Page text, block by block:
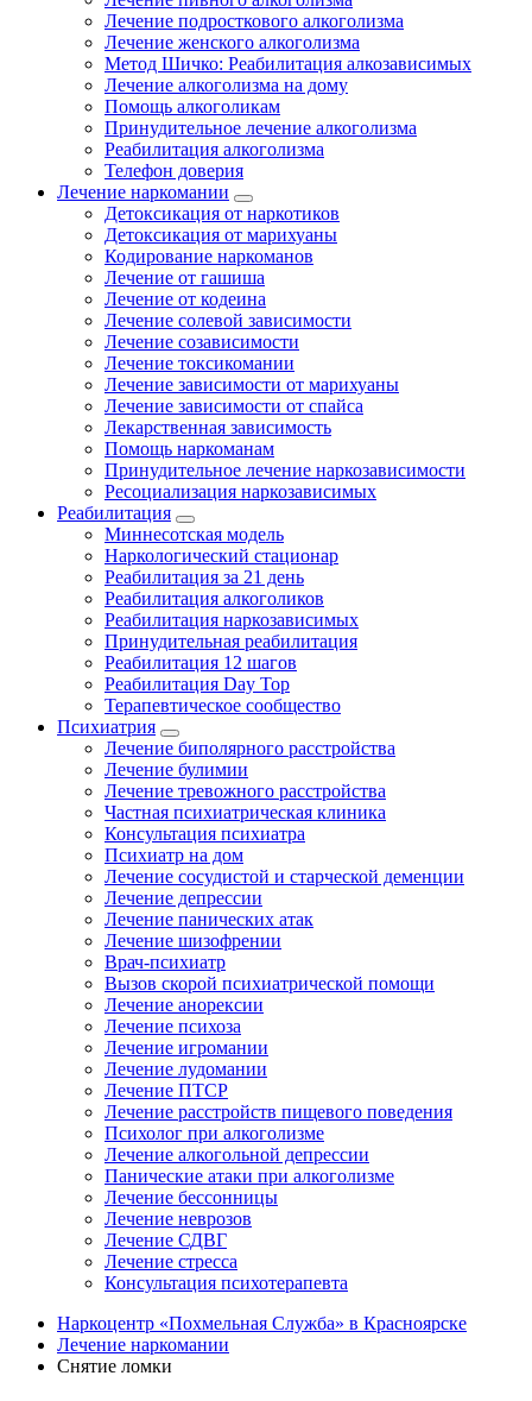
Лечение подросткового алкоголизма
Лечение женского алкоголизма
Метод Шичко: Реабилитация алкозависимых
Лечение алкоголизма на дому
Помощь алкоголикам
Принудительное лечение алкоголизма
Реабилитация алкоголизма
Телефон доверия
Лечение наркомании
Детоксикация от наркотиков
Детоксикация от марихуаны
Кодирование наркоманов
Лечение от гашиша
Лечение от кодеина
Лечение солевой зависимости
Лечение созависимости
Лечение токсикомании
Лечение зависимости от марихуаны
Лечение зависимости от спайса
Лекарственная зависимость
Помощь наркоманам
Принудительное лечение наркозависимости
Ресоциализация наркозависимых
Реабилитация
Миннесотская модель
Наркологический стационар
Реабилитация за 21 день
Реабилитация алкоголиков
Реабилитация наркозависимых
Принудительная реабилитация
Реабилитация 12 шагов
Реабилитация Day Top
Терапевтическое сообщество
Психиатрия
Лечение биполярного расстройства
Лечение булимии
Лечение тревожного расстройства
Частная психиатрическая клиника
Консультация психиатра
Психиатр на дом
Лечение сосудистой и старческой деменции
Лечение депрессии
Лечение панических атак
Лечение шизофрении
Врач-психиатр
Вызов скорой психиатрической помощи
Лечение анорексии
Лечение психоза
Лечение игромании
Лечение лудомании
Лечение ПТСР
Лечение расстройств пищевого поведения
Психолог при алкоголизме
Лечение алкогольной депрессии
Панические атаки при алкоголизме
Лечение бессонницы
Лечение неврозов
Лечение СДВГ
Лечение стресса
Консультация психотерапевта
Наркоцентр «Похмельная Служба» в Красноярске
Лечение наркомании
Снятие ломки